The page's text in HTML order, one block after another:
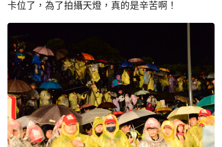
卡位了，為了拍攝天燈，真的是辛苦啊！